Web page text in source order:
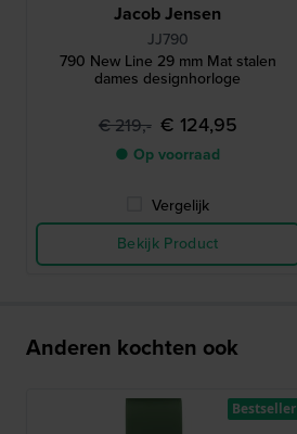
Jacob Jensen
JJ790
790 New Line 29 mm Mat stalen
dames designhorloge
€ 219,- € 124,95
● Op voorraad
Vergelijk
Bekijk Product
Anderen kochten ook
Bestseller